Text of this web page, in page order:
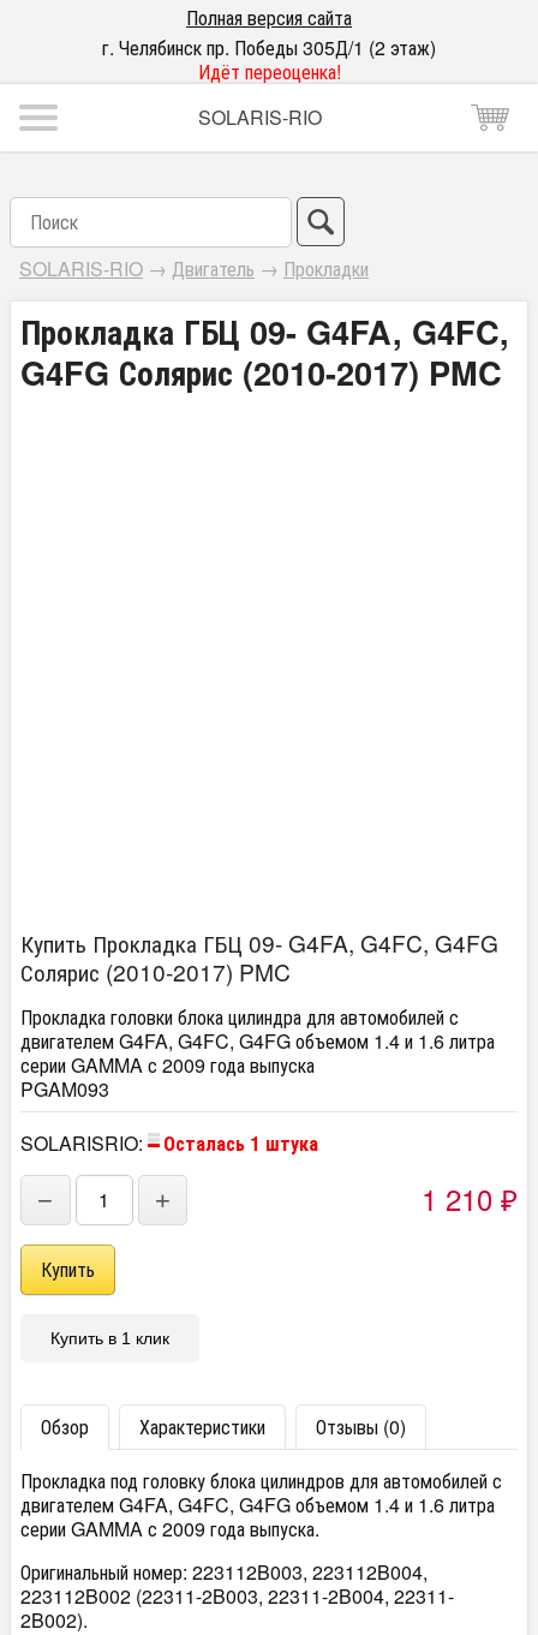
Полная версия сайта
г. Челябинск пр. Победы 305Д/1 (2 этаж)
Идёт переоценка!
SOLARIS-RIO
SOLARIS-RIO → Двигатель → Прокладки
Прокладка ГБЦ 09- G4FA, G4FC,
G4FG Солярис (2010-2017) PMC
Купить Прокладка ГБЦ 09- G4FA, G4FC, G4FG
Солярис (2010-2017) PMC
Прокладка головки блока цилиндра для автомобилей с
двигателем G4FA, G4FC, G4FG объемом 1.4 и 1.6 литра
серии GAMMA с 2009 года выпуска
PGAM093
SOLARISRIO:
Осталась 1 штука
− + 1 210 ₽
Купить в 1 клик
Обзор Характеристики
Отзывы (0)
Прокладка под головку блока цилиндров для автомобилей с
двигателем G4FA, G4FC, G4FG объемом 1.4 и 1.6 литра
серии GAMMA с 2009 года выпуска.
Оригинальный номер: 223112B003, 223112B004,
223112B002 (22311-2B003, 22311-2B004, 22311-
2B002).